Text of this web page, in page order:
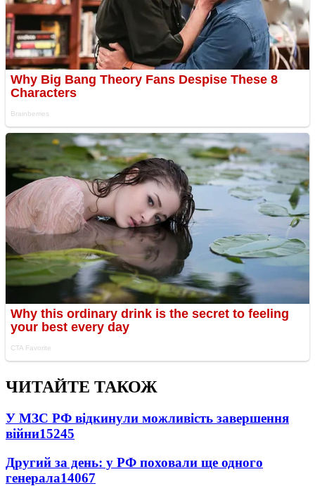
ЧИТАЙТЕ ТАКОЖ
У МЗС РФ відкинули можливість завершення
війни15245
Другий за день: у РФ поховали ще одного
генерала14067